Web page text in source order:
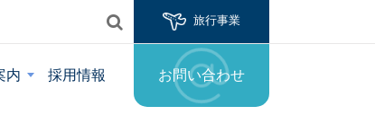
旅行事業
内 採用情報 お問い合わせ